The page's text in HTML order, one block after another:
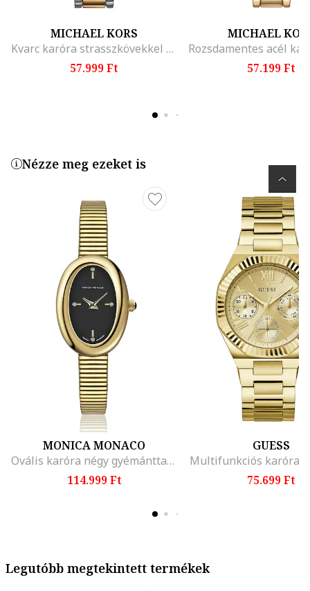
MICHAEL KORS
Kvarc karóra strasszkövekkel díszítve, Ezüstszín/Aranyszín
57.999 Ft
MICHAEL
57.199 Ft
Nézze meg ezeket is
MONICA MONACO
Ovális karóra négy gyémánttal, Aranyszín
114.999 Ft
GUESS
Multifunkciós karóra
75.699 Ft
Legutóbb megtekintett termékek